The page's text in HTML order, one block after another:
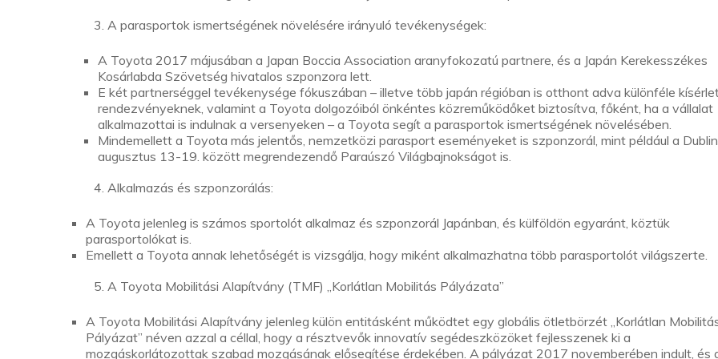
3. A parasportok ismertségének növelésére irányuló tevékenységek:
A Toyota 2017 májusában a Japan Boccia Association aranyfokozatú partnere, és a Japán Kerekesszékes
Kosárlabda Szövetség hivatalos szponzora lett.
E két partnerséggel tevékenysége fókuszában – illetve több japán régióban is otthont adva különféle
rendezvényeknek, valamint a Toyota dolgozóiból önkéntes közreműködőket biztosítva, főként, ha a vállalat
alkalmazottai is indulnak a versenyeken – a Toyota segít a parasportok ismertségének növelésében.
Mindemellett a Toyota más jelentős, nemzetközi parasport eseményeket is szponzorál, mint például a
augusztus 13-19. között megrendezendő Paraúszó Világbajnokságot is.
4. Alkalmazás és szponzorálás:
A Toyota jelenleg is számos sportolót alkalmaz és szponzorál Japánban, és külföldön egyaránt, köztük
parasportolókat is.
Emellett a Toyota annak lehetőségét is vizsgálja, hogy miként alkalmazhatna több parasportolót világszerte.
5. A Toyota Mobilitási Alapítvány (TMF) „Korlátlan Mobilitás Pályázata”
A Toyota Mobilitási Alapítvány jelenleg külön entitásként működtet egy globális ötletbörzét „Korlátlan
Pályázat” néven azzal a céllal, hogy a résztvevők innovatív segédeszközöket fejlesszenek ki a
mozgáskorlátozottak szabad mozgásának elősegítése érdekében. A pályázat 2017 novemberében indult, és